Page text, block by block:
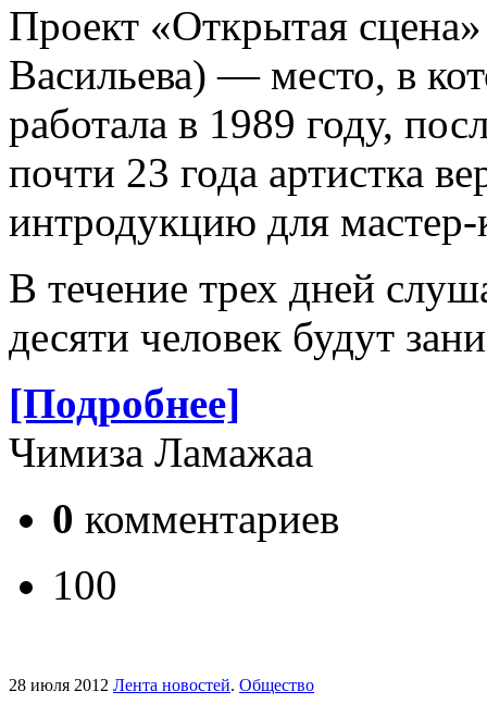
Проект «Открытая
Васильева) — место, в
работала в 1989 году,
почти 23 года артистка
интродукцию для мастер-
В течение трех дней
десяти человек будут
[Подробнее]
Чимиза Ламажаа
0 комментариев
100
28 июля 2012 Лента новостей. Общество